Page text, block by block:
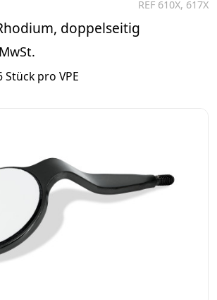
REF 610X, 617X
doppelseitig
pro VPE